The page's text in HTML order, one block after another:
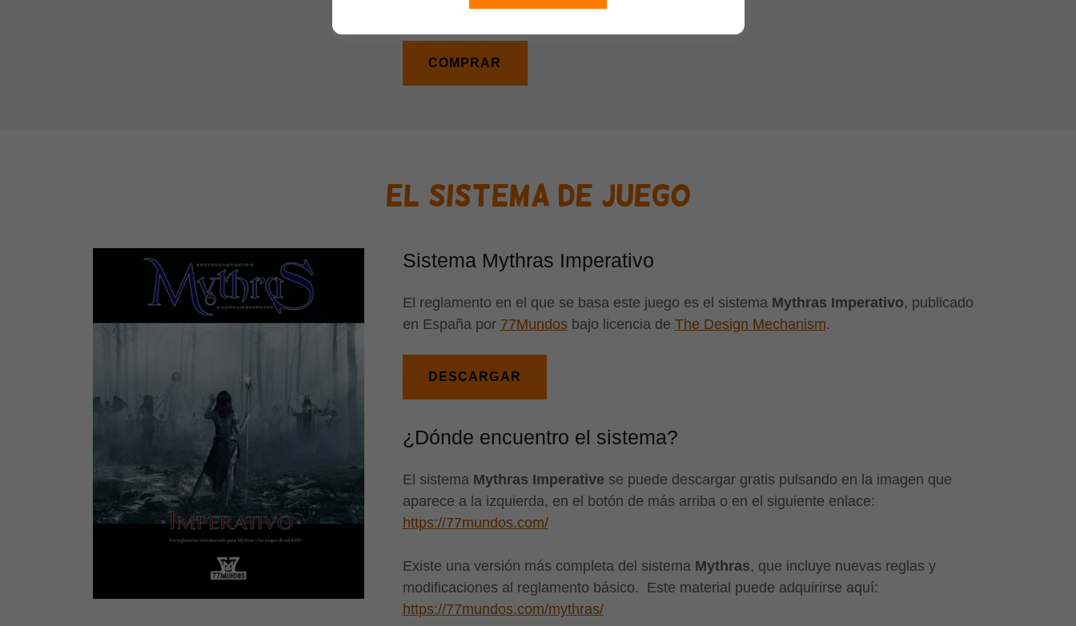
OFERTA: 33,25 €
COMPRAR
El sistema de juego
Sistema Mythras Imperativo
El reglamento en el que se basa este juego es el sistema Mythras Imperativo, publicado
en España por 77Mundosbajo licencia de The Design Mechanism.
DESCARGAR
¿Dónde encuentro el sistema?
El sistema Mythras Imperative se puede descargar gratis pulsando en la imagen que
aparece a la izquierda, en el botón de más arriba o en el siguiente enlace:
https://77mundos.com/
Existe una versión más completa del sistema Mythras, que incluye nuevas reglas y
modificaciones al reglamento básico. Este material puede adquirirse aquí:
https://77mundos.com/mythras/